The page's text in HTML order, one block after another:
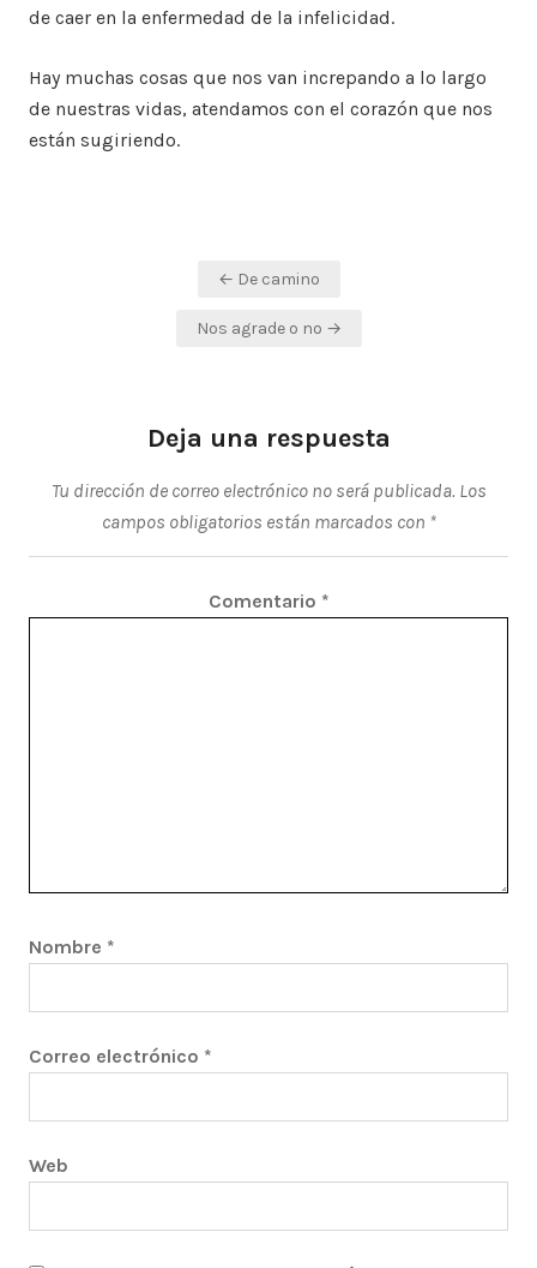
de caer en la enfermedad de la infelicidad.
Hay muchas cosas que nos van increpando a lo largo
de nuestras vidas, atendamos con el corazón que nos
están sugiriendo.
← De camino
Nos agrade o no →
Deja una respuesta
Tu dirección de correo electrónico no será publicada. Los
campos obligatorios están marcados con *
Comentario *
Nombre *
Correo electrónico *
Web